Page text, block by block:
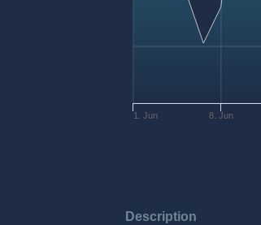
1. Jun 8. Jun
Description